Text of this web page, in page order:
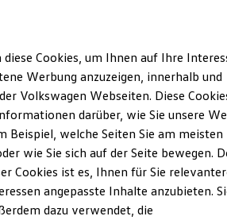
der ID. Modelle
im Winter
unterwegs
Cookies, um Ihnen auf Ihre
Werbung anzuzeigen, innerhalb und
Volkswagen Webseiten. Diese
darüber, wie Sie unsere
Beispiel, welche Seiten Sie am meisten
wie Sie sich auf der Seite bewegen.
Cookies ist es, Ihnen für Sie
angepasste Inhalte anzubieten.
dazu verwendet, die